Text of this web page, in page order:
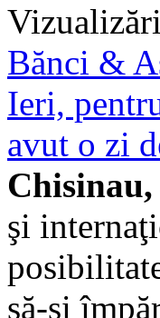
Bănci &
Ieri,
avut o zi
şi
să-şi